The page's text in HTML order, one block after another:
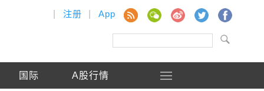
注册 App
国际 A股行情